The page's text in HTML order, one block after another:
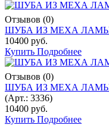
Отзывов (0)
ШУБА ИЗ МЕХА ЛАМЫ
10400 руб.
Купить Подробнее
Отзывов (0)
ШУБА ИЗ МЕХА ЛАМЫ
(Арт.: 3336)
10400 руб.
Купить Подробнее